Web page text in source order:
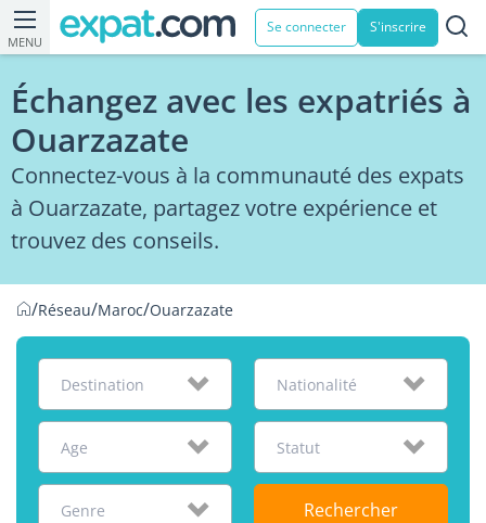
MENU
Se connecter S'inscrire
Échangez avec les expatriés à
Ouarzazate
Connectez-vous à la communauté des expats
à Ouarzazate, partagez votre expérience et
trouvez des conseils.
/Réseau/Maroc/Ouarzazate
Destination Nationalité
Age Statut
Genre Rechercher